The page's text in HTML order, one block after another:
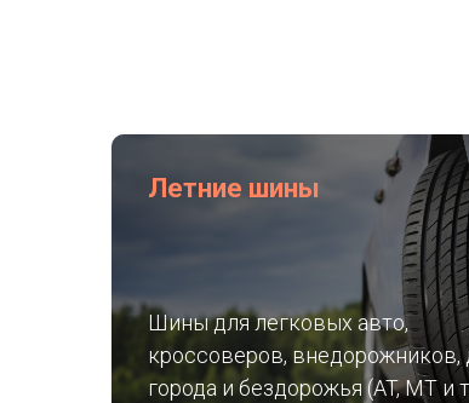
Летние шины
Шины для легковых авто,
кроссоверов, внедорожников,
города и бездорожья (AT, MT и